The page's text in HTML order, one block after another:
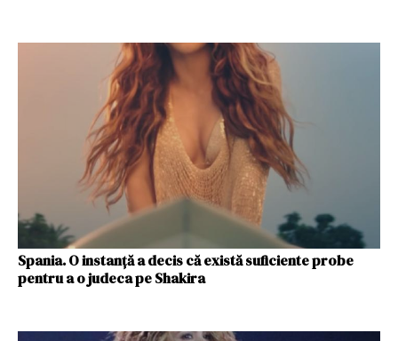
Spania. O instanță a decis că există suficiente probe
pentru a o judeca pe Shakira